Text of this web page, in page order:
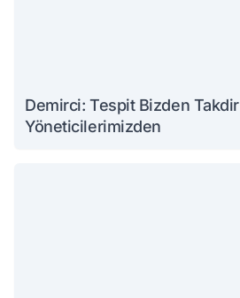
Demirci: Tespit Bizden Takdir
Yöneticilerimizden